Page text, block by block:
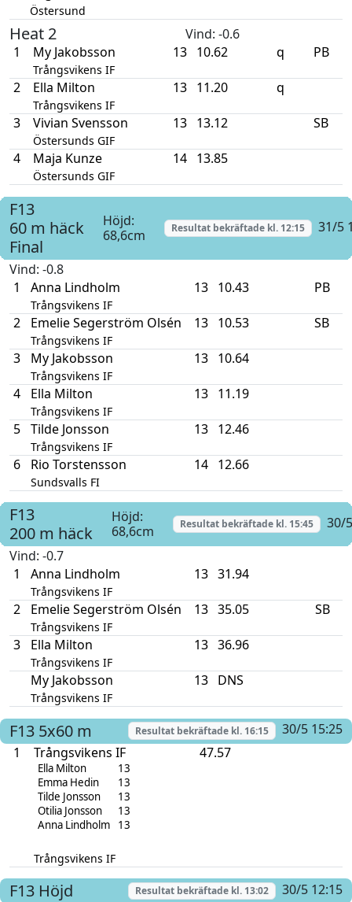
Östersund
Heat 2 Vind: -0.6
1
My Jakobsson
Trångsvikens IF
13 10.62 q PB
2 Ella Milton
Trångsvikens IF
13 11.20 q
3 Vivian Svensson
Östersunds GIF
13 13.12 SB
4 Maja Kunze
Östersunds GIF
14 13.85
F13
60 m häck
Final
Höjd:
68,6cm
Resultat bekräftade kl.12:15 31/5
Vind: -0.8
1
Anna Lindholm
Trångsvikens IF
13 10.43 PB
2 Emelie Segerström Olsén
Trångsvikens IF
13 10.53 SB
3 My Jakobsson
Trångsvikens IF
13 10.64
4 Ella Milton
Trångsvikens IF
13 11.19
5 Tilde Jonsson
Trångsvikens IF
13 12.46
6 Rio Torstensson
Sundsvalls FI
14 12.66
F13
200 m häck
Höjd:
68,6cm
Resultat bekräftade kl.15:45
30/
Vind: -0.7
1
Anna Lindholm
Trångsvikens IF
13 31.94
2 Emelie Segerström Olsén
Trångsvikens IF
13 35.05 SB
3 Ella Milton
Trångsvikens IF
13 36.96
My Jakobsson
Trångsvikens IF
13 DNS
F13 5x60 m Resultat bekräftade kl. 16:15
30/5 15:25
1
Trångsvikens IF
Ella Milton
13
Emma Hedin
13
Tilde Jonsson
13
Otilia Jonsson
13
Anna Lindholm
13
Trångsvikens IF
47.57
F13 Höjd Resultat bekräftade kl. 13:02
30/5 12:15